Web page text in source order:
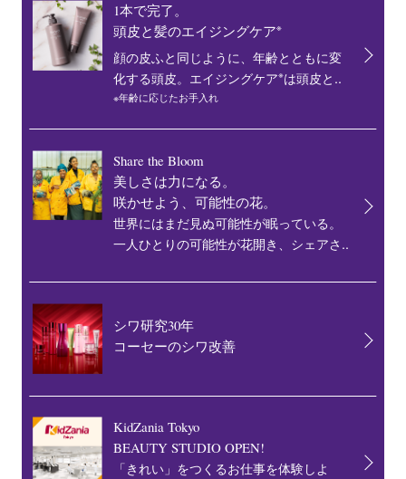
1本で完了。
頭皮と髪のエイジングケア※
顔の皮ふと同じように、年齢とともに変
化する頭皮。エイジングケア※は頭皮と..
※年齢に応じたお手入れ
Share the Bloom
美しさは力になる。
咲かせよう、可能性の花。
世界にはまだ見ぬ可能性が眠っている。
一人ひとりの可能性が花開き、シェアさ..
シワ研究30年
コーセーのシワ改善
KidZania Tokyo
BEAUTY STUDIO OPEN!
「きれい」をつくるお仕事を体験しよ